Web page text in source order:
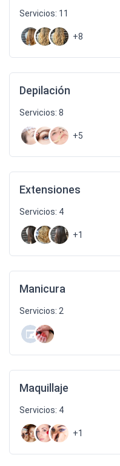
Servicios: 11
+8
Depilación
Servicios: 8
+5
Extensiones
Servicios: 4
+1
Manicura
Servicios: 2
Maquillaje
Servicios: 4
+1